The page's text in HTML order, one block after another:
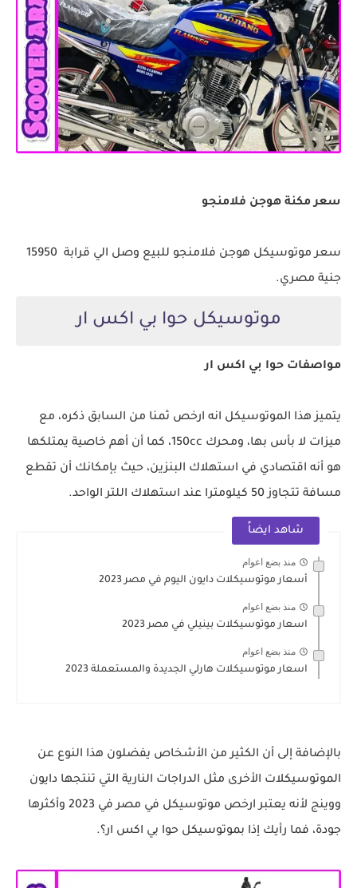
سعر مكنة هوجن فلامنجو
سعر موتوسيكل هوجن فلامنجو للبيع وصل الي قرابة 15950
جنية مصري.
موتوسيكل حوا بي اكس ار
مواصفات حوا بي اكس ار
يتميز هذا الموتوسيكل انه ارخص ثمنا من السابق ذكره، مع
ميزات لا بأس بها، ومحرك 150cc، كما أن أهم خاصية يمتلكها
هو أنه اقتصادي في استهلاك البنزين، حيث بإمكانك أن تقطع
مسافة تتجاوز 50 كيلومترا عند استهلاك اللتر الواحد.
شاهد ايضاً
منذ بضع اعوام
أسعار موتوسيكلات دايون اليوم في مصر 2023
منذ بضع اعوام
اسعار موتوسيكلات بينيلي في مصر 2023
منذ بضع اعوام
اسعار موتوسيكلات هارلي الجديدة والمستعملة 2023
بالإضافة إلى أن الكثير من الأشخاص يفضلون هذا النوع عن
الموتوسيكلات الأخرى مثل الدراجات النارية التي تنتجها دايون
ووينج لأنه يعتبر ارخص موتوسيكل في مصر في 2023 وأكثرها
جودة، فما رأيك إذا بموتوسيكل حوا بي اكس ار؟.